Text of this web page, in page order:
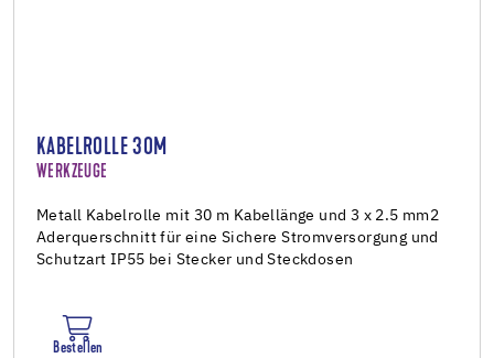
KABELROLLE 30M
WERKZEUGE
Metall Kabelrolle mit 30 m Kabellänge und 3 x 2.5 mm2
Aderquerschnitt für eine Sichere Stromversorgung und
Schutzart IP55 bei Stecker und Steckdosen
Bestellen